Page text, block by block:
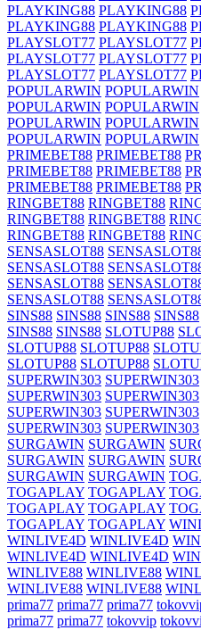
PLAYKING88 PLAYKING88
PLAYKING88 PLAYKING88
PLAYSLOT77 PLAYSLOT77
PLAYSLOT77 PLAYSLOT77
PLAYSLOT77 PLAYSLOT77
POPULARWIN POPULARWIN
POPULARWIN POPULARWIN
POPULARWIN POPULARWIN
POPULARWIN POPULARWIN
PRIMEBET88 PRIMEBET88
PRIMEBET88 PRIMEBET88
PRIMEBET88 PRIMEBET88
RINGBET88 RINGBET88
RINGBET88 RINGBET88
RINGBET88 RINGBET88
SENSASLOT88
SENSASLOT88
SENSASLOT88
SENSASLOT88
SINS88 SINS88 SINS88 SINS88
SINS88 SINS88 SLOTUP88
SLOTUP88 SLOTUP88
SLOTUP88 SLOTUP88
SUPERWIN303 SUPERWIN303
SUPERWIN303 SUPERWIN303
SUPERWIN303 SUPERWIN303
SUPERWIN303 SUPERWIN303
SURGAWIN SURGAWIN
SURGAWIN SURGAWIN
SURGAWIN SURGAWIN
TOGAPLAY TOGAPLAY
TOGAPLAY TOGAPLAY
TOGAPLAY TOGAPLAY
WINLIVE4D WINLIVE4D
WINLIVE4D WINLIVE4D
WINLIVE88 WINLIVE88
WINLIVE88 WINLIVE88
prima77 prima77 prima77
prima77 prima77 tokovvip